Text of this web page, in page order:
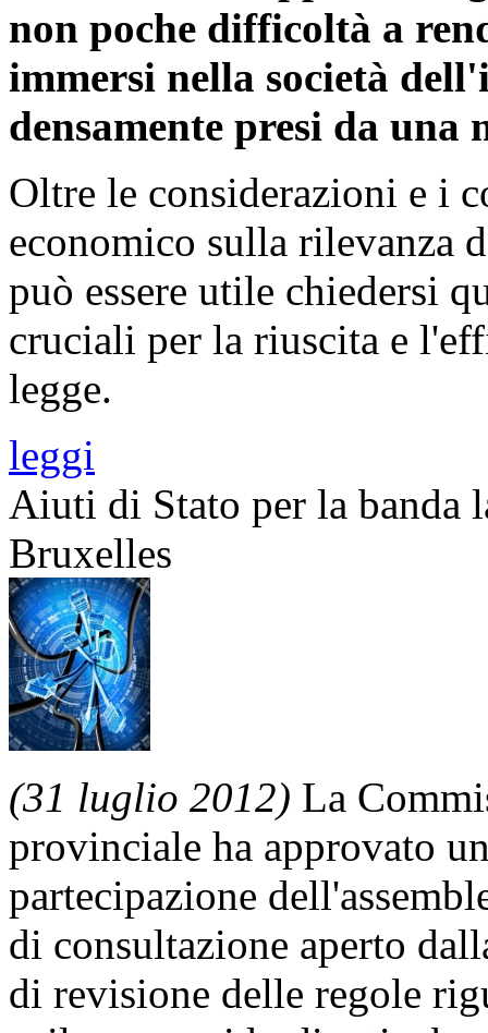
non poche difficoltà a
immersi nella società
densamente presi da
Oltre le considerazioni e i
economico sulla rilevanza
può essere utile chiedersi
cruciali per la riuscita e
legge.
leggi
Aiuti di Stato per la banda
Bruxelles
(31 luglio 2012) La
provinciale ha approvato
partecipazione
di consultazione aperto
di revisione delle regole